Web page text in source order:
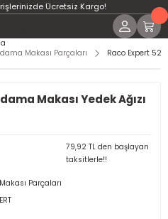
Ücretsiz Kargo!
Makası Parçaları Raco Expert
Makası Yedek Ağızı
79,92 TL den başlayan
taksitlerle!!
Parçaları